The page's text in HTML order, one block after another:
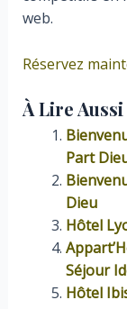
web.
Réservez
À Lire Aussi
Part
Dieu
Hôtel
Séjour
Hôtel